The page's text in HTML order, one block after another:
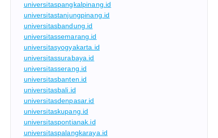
universitaspangkalpinang.id
universitastanjungpinang.id
universitasbandung.id
universitassemarang.id
universitasyogyakarta.id
universitassurabaya.id
universitasserang.id
universitasbanten.id
universitasbali.id
universitasdenpasar.id
universitaskupang.id
universitaspontianak.id
universitaspalangkaraya.id